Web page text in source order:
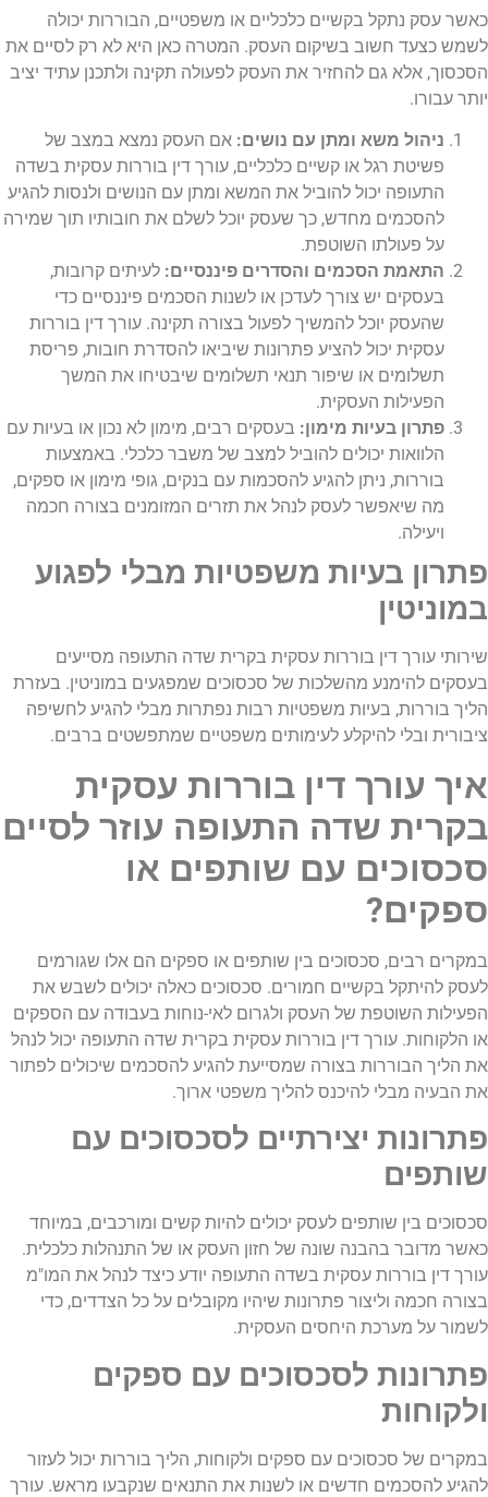
כאשר עסק נתקל בקשיים כלכליים או משפטיים, הבוררות יכולה
לשמש כצעד חשוב בשיקום העסק. המטרה כאן היא לא רק לסיים את
הסכסוך, אלא גם להחזיר את העסק לפעולה תקינה ולתכנן עתיד יציב
יותר עבורו.
ניהול משא ומתן עם נושים: אם העסק נמצא במצב של
פשיטת רגל או קשיים כלכליים, עורך דין בוררות עסקית בשדה
התעופה יכול להוביל את המשא ומתן עם הנושים ולנסות להגיע
להסכמים מחדש, כך שעסק יוכל לשלם את חובותיו תוך שמירה
על פעולתו השוטפת.
התאמת הסכמים והסדרים פיננסיים: לעיתים קרובות,
בעסקים יש צורך לעדכן או לשנות הסכמים פיננסיים כדי
שהעסק יוכל להמשיך לפעול בצורה תקינה. עורך דין בוררות
עסקית יכול להציע פתרונות שיביאו להסדרת חובות, פריסת
תשלומים או שיפור תנאי תשלומים שיבטיחו את המשך
הפעילות העסקית.
פתרון בעיות מימון: בעסקים רבים, מימון לא נכון או בעיות עם
הלוואות יכולים להוביל למצב של משבר כלכלי. באמצעות
בוררות, ניתן להגיע להסכמות עם בנקים, גופי מימון או ספקים,
מה שיאפשר לעסק לנהל את תזרים המזומנים בצורה חכמה
ויעילה.
פתרון בעיות משפטיות מבלי לפגוע
במוניטין
שירותי עורך דין בוררות עסקית בקרית שדה התעופה מסייעים
בעסקים להימנע מהשלכות של סכסוכים שמפגעים במוניטין. בעזרת
הליך בוררות, בעיות משפטיות רבות נפתרות מבלי להגיע לחשיפה
ציבורית ובלי להיקלע לעימותים משפטיים שמתפשטים ברבים.
איך עורך דין בוררות עסקית
בקרית שדה התעופה עוזר לסיים
סכסוכים עם שותפים או
ספקים?
במקרים רבים, סכסוכים בין שותפים או ספקים הם אלו שגורמים
לעסק להיתקל בקשיים חמורים. סכסוכים כאלה יכולים לשבש את
הפעילות השוטפת של העסק ולגרום לאי-נוחות בעבודה עם הספקים
או הלקוחות. עורך דין בוררות עסקית בקרית שדה התעופה יכול לנהל
את הליך הבוררות בצורה שמסייעת להגיע להסכמים שיכולים לפתור
את הבעיה מבלי להיכנס להליך משפטי ארוך.
פתרונות יצירתיים לסכסוכים עם
שותפים
סכסוכים בין שותפים לעסק יכולים להיות קשים ומורכבים, במיוחד
כאשר מדובר בהבנה שונה של חזון העסק או של התנהלות כלכלית.
עורך דין בוררות עסקית בשדה התעופה יודע כיצד לנהל את המו"מ
בצורה חכמה וליצור פתרונות שיהיו מקובלים על כל הצדדים, כדי
לשמור על מערכת היחסים העסקית.
פתרונות לסכסוכים עם ספקים
ולקוחות
במקרים של סכסוכים עם ספקים ולקוחות, הליך בוררות יכול לעזור
להגיע להסכמים חדשים או לשנות את התנאים שנקבעו מראש. עורך